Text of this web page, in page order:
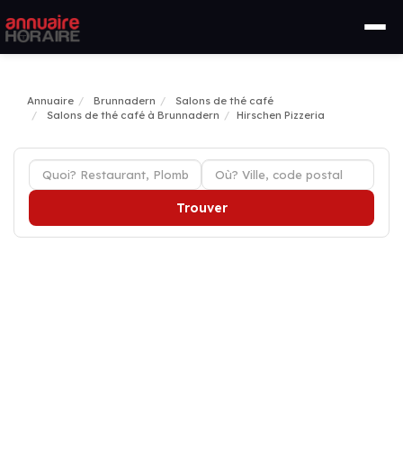
Annuaire Brunnadern
Salons de thé café
Salons de thé café à Brunnadern
Hirschen Pizzeria
Trouver